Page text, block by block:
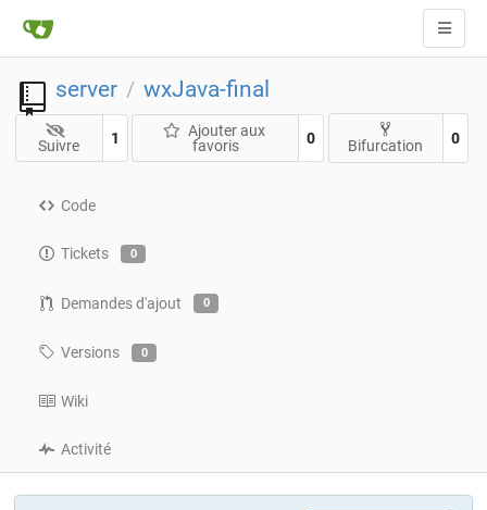
server / wxJava-final
Suivre 1
Ajouter aux
favoris
0 Bifurcation 0
Code
Tickets 0
Demandes d'ajout 0
Versions 0
Wiki
Activité